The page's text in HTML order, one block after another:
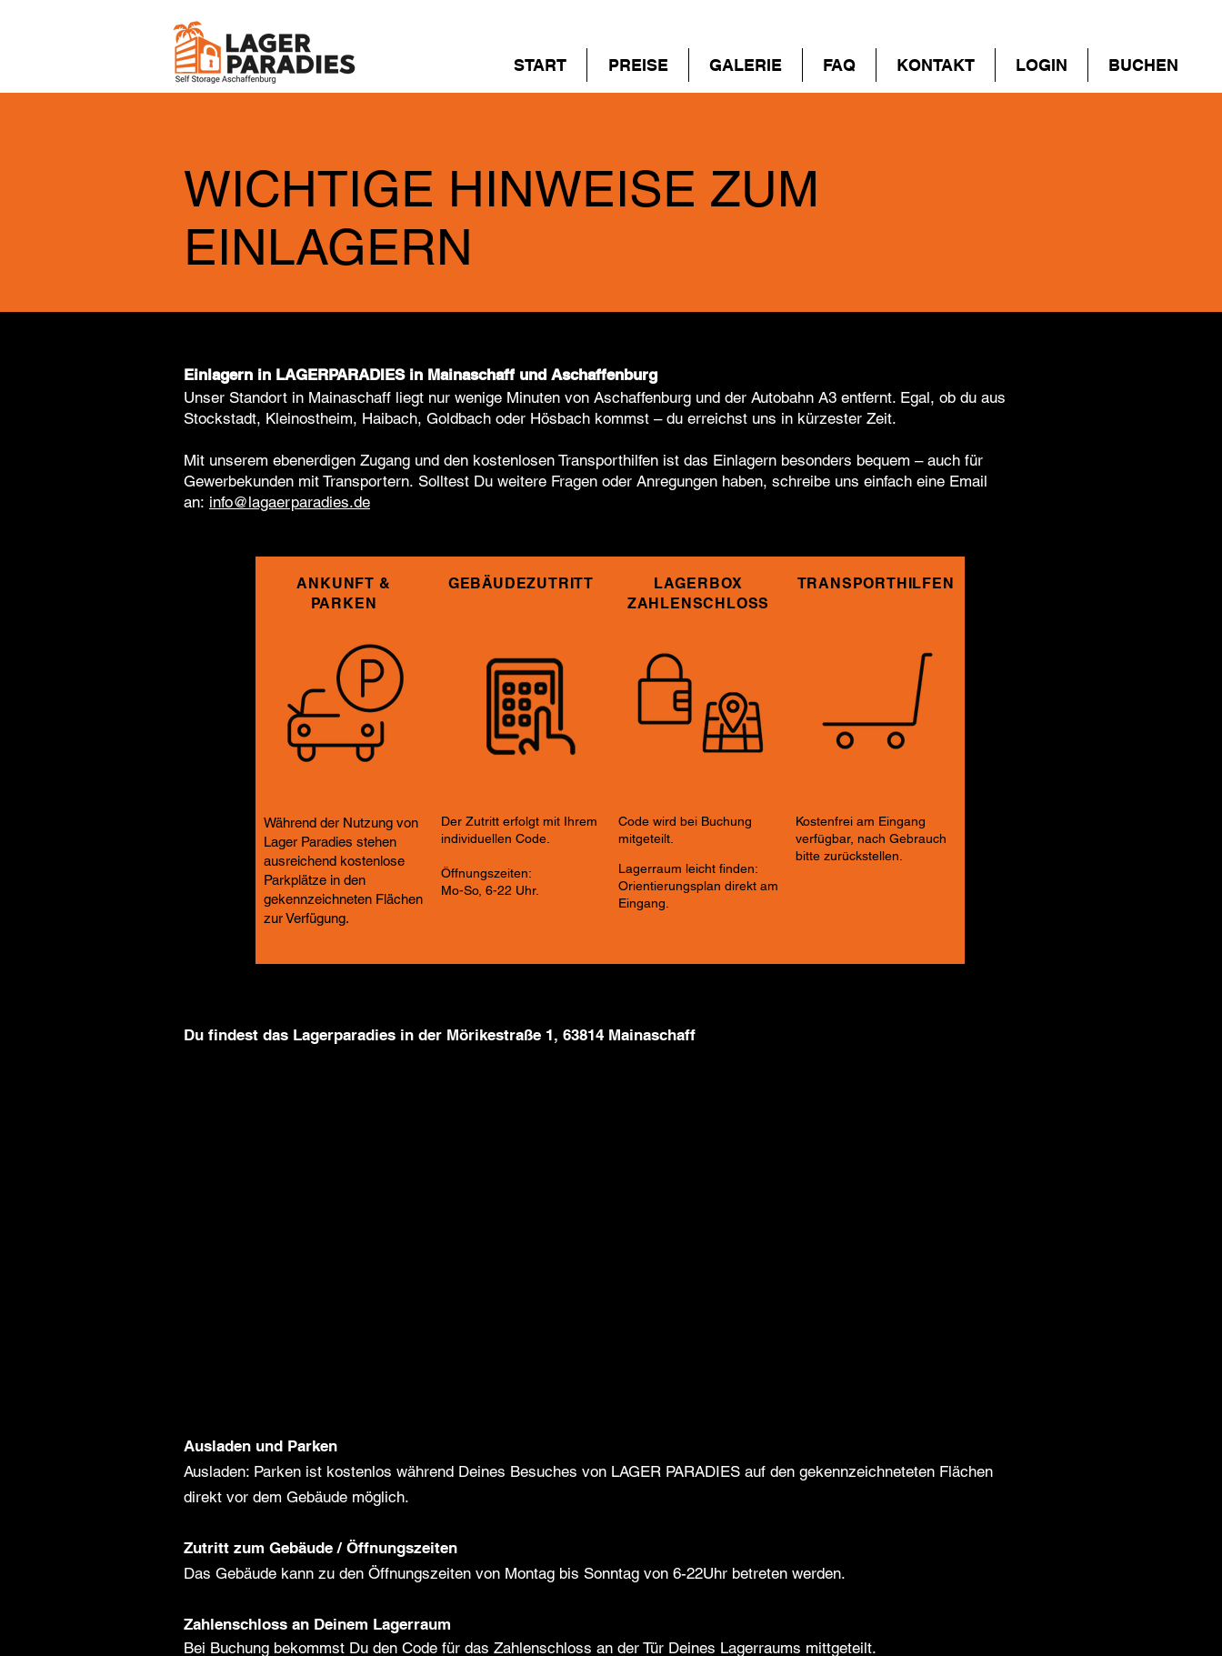
START PREISE GALERIE FAQ KONTAKT LOGIN BUCHEN
WICHTIGE HINWEISE ZUM
EINLAGERN
Einlagern in LAGERPARADIES in Mainaschaff und Aschaffenburg
Unser Standort in Mainaschaff liegt nur wenige Minuten von Aschaffenburg und der Autobahn A3 entfernt. Egal, ob du aus
Stockstadt, Kleinostheim, Haibach, Goldbach oder Hösbach kommst – du erreichst uns in kürzester Zeit.
Mit unserem ebenerdigen Zugang und den kostenlosen Transporthilfen ist das Einlagern besonders bequem – auch für
Gewerbekunden mit Transportern. Solltest Du weitere Fragen oder Anregungen haben, schreibe uns einfach eine Email
an: info@lagaerparadies.de
ANKUNFT &
PARKEN
Während der Nutzung von
Lager Paradies stehen
ausreichend kostenlose
Parkplätze in den
gekennzeichneten Flächen
zur Verfügung.
GEBÄUDEZUTRITT
Der Zutritt erfolgt mit Ihrem
individuellen Code.
Öffnungszeiten:
Mo-So, 6-22 Uhr.
LAGERBOX
ZAHLENSCHLOSS
Code wird bei Buchung
mitgeteilt.
Lagerraum leicht finden:
Orientierungsplan direkt am
Eingang.
TRANSPORTHILFEN
Kostenfrei am Eingang
verfügbar, nach Gebrauch
bitte zurückstellen.
Du findest das Lagerparadies in der Mörikestraße 1, 63814 Mainaschaff
Ausladen und Parken
Ausladen: Parken ist kostenlos während Deines Besuches von LAGER PARADIES auf den gekennzeichneteten Flächen
direkt vor dem Gebäude möglich.
Zutritt zum Gebäude / Öffnungszeiten
Das Gebäude kann zu den Öffnungszeiten von Montag bis Sonntag von 6-22Uhr betreten werden.
Zahlenschloss an Deinem Lagerraum
Bei Buchung bekommst Du den Code für das Zahlenschloss an der Tür Deines Lagerraums mittgeteilt.